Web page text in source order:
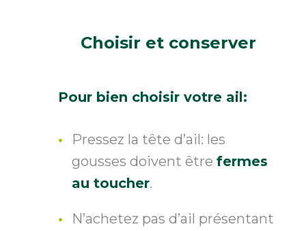
Choisir et conserver
Pour bien choisir votre ail:
Pressez la tête d’ail: les
gousses doivent être fermes
au toucher.
N’achetez pas d’ail présentant